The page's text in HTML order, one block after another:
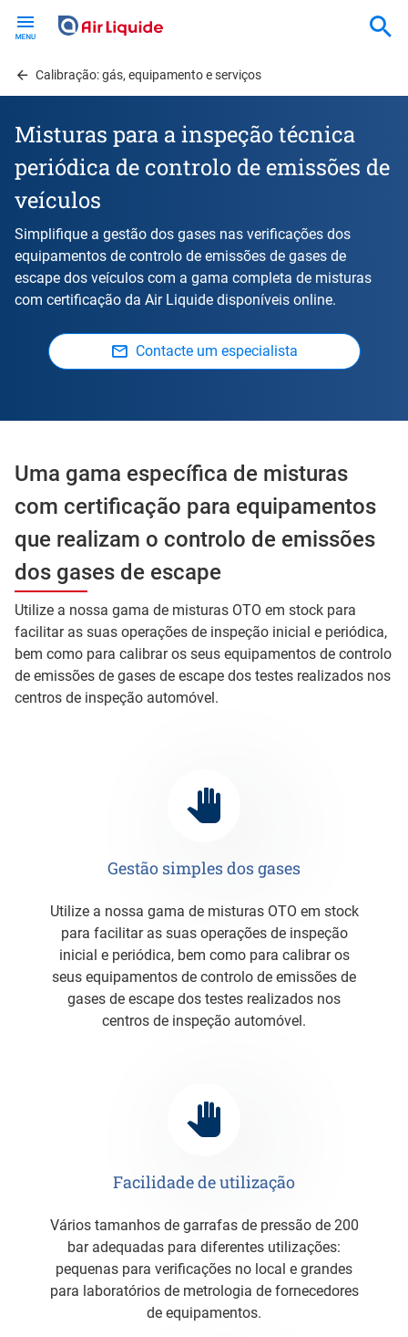
contentCalibração: gás, equipamento e serviços
Misturas para a inspeção técnica
periódica de controlo de emissões de
veículos
Simplifique a gestão dos gases nas verificações dos
equipamentos de controlo de emissões de gases de
escape dos veículos com a gama completa de misturas
com certificação da Air Liquide disponíveis online.
Contacte um especialista
Uma gama específica de misturas
com certificação para equipamentos
que realizam o controlo de emissões
dos gases de escape
Utilize a nossa gama de misturas OTO em stock para
facilitar as suas operações de inspeção inicial e periódica,
bem como para calibrar os seus equipamentos de controlo
de emissões de gases de escape dos testes realizados nos
centros de inspeção automóvel.
Gestão simples dos gases
Utilize a nossa gama de misturas OTO em stock
para facilitar as suas operações de inspeção
inicial e periódica, bem como para calibrar os
seus equipamentos de controlo de emissões de
gases de escape dos testes realizados nos
centros de inspeção automóvel.
Facilidade de utilização
Vários tamanhos de garrafas de pressão de 200
bar adequadas para diferentes utilizações:
pequenas para verificações no local e grandes
para laboratórios de metrologia de fornecedores
de equipamentos.